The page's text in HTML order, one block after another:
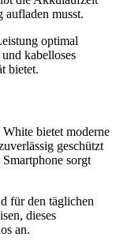
aufladen musst.
optimal
kabelloses
bietet.
bietet moderne
geschützt
sorgt
für den täglichen
dieses
an.